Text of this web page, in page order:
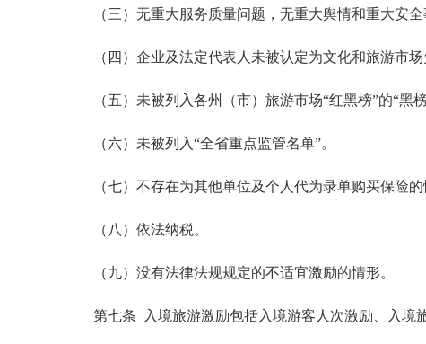
（三）无重大服务质量问题，无重大舆情和重大安全
（四）企业及法定代表人未被认定为文化和旅游市场
（五）未被列入各州（市）旅游市场“红黑榜”的“黑榜
（六）未被列入“全省重点监管名单”。
（七）不存在为其他单位及个人代为录单购买保险的
（八）依法纳税。
（九）没有法律法规规定的不适宜激励的情形。
第七条 入境旅游激励包括入境游客人次激励、入境